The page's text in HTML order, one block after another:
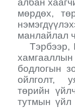
албан
мөрдөх,
манлайлал
Тэрбээр,
бодлогын
ойлголт,
төрийн
тутмын үйл